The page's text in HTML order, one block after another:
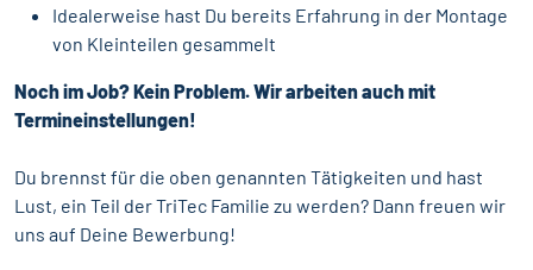
Idealerweise hast Du bereits Erfahrung in der Montage
von Kleinteilen gesammelt
Noch im Job? Kein Problem. Wir arbeiten auch mit
Termineinstellungen!
Du brennst für die oben genannten Tätigkeiten und hast
Lust, ein Teil der TriTec Familie zu werden? Dann freuen wir
uns auf Deine Bewerbung!